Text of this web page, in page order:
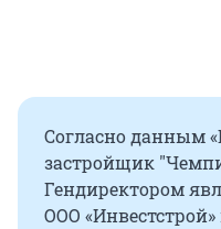
Согласно данным
застройщик
Гендиректором
ООО